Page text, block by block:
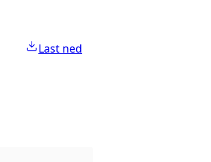
Last ned